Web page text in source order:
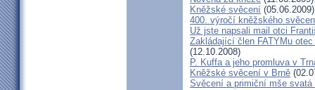
Kněžské svěcení (05.06.2009)
400. výročí kněžského
Už jste napsali mail otci
Zakládající člen FATYMu
(12.10.2008)
P. Kuffa a jeho promluva v
Kněžské svěcení v Brně
Svěcení a primiční mše